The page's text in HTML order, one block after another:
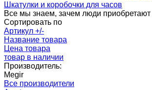
Шкатулки и коробочки для часов
Все мы знаем, зачем люди приобретают
Сортировать по
Артикул +/-
Название товара
Цена товара
товар в наличии
Производитель:
Megir
Все производители